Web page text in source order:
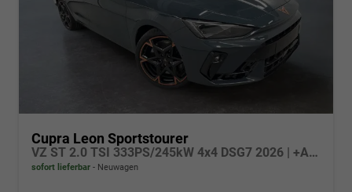
Cupra Leon Sportstourer
VZ ST 2.0 TSI 333PS/245kW 4x4 DSG7 2026 | +AHK +NAVI +Matrix +Immersive +5J Erw. Garantie
sofort lieferbar Neuwagen